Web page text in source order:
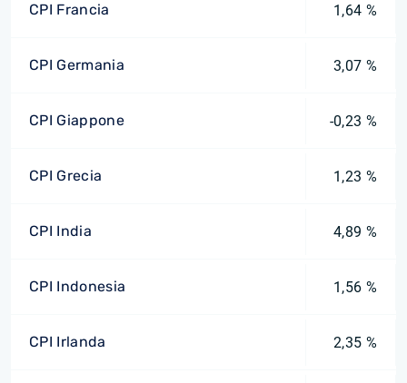
CPI Francia 1,64 %
CPI Germania 3,07 %
CPI Giappone -0,23 %
CPI Grecia 1,23 %
CPI India 4,89 %
CPI Indonesia 1,56 %
CPI Irlanda 2,35 %